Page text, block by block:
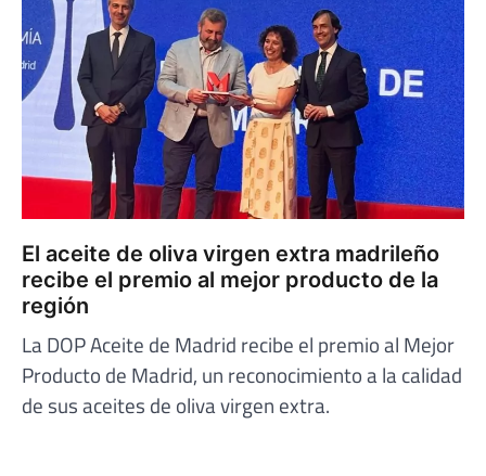
El aceite de oliva virgen extra madrileño
recibe el premio al mejor producto de la
región
La DOP Aceite de Madrid recibe el premio al Mejor
Producto de Madrid, un reconocimiento a la calidad
de sus aceites de oliva virgen extra.